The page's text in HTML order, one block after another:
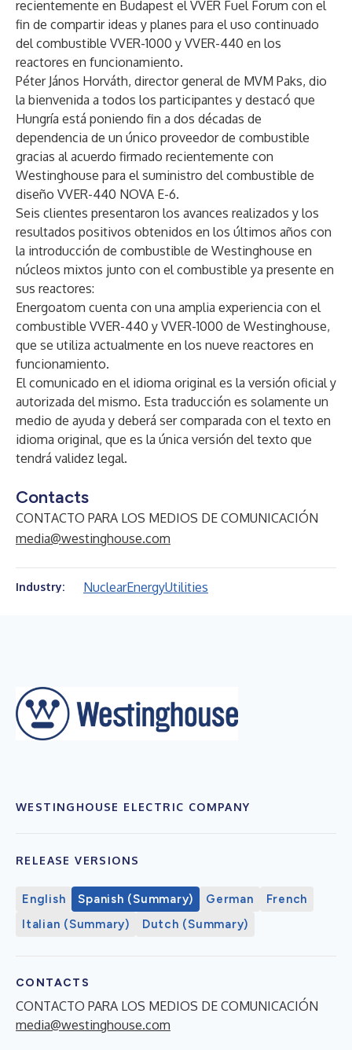
recientemente en Budapest el VVER Fuel Forum con el
fin de compartir ideas y planes para el uso continuado
del combustible VVER-1000 y VVER-440 en los
reactores en funcionamiento.
Péter János Horváth, director general de MVM Paks, dio
la bienvenida a todos los participantes y destacó que
Hungría está poniendo fin a dos décadas de
dependencia de un único proveedor de combustible
gracias alacuerdo firmado recientemente con
Westinghouse para el suministro del combustible de
diseño VVER-440 NOVA E-6.
Seis clientes presentaron los avances realizados y los
resultados positivos obtenidos en los últimos años con
la introducción de combustible de Westinghouse en
núcleos mixtos junto con el combustible ya presente en
sus reactores:
Energoatom cuenta con una amplia experiencia con el
combustible VVER-440 y VVER-1000 de Westinghouse,
que se utiliza actualmente en los nueve reactores en
funcionamiento.
El comunicado en el idioma original es la versión oficial y
autorizada del mismo. Esta traducción es solamente un
medio de ayuda y deberá ser comparada con el texto en
idioma original, que es la única versión del texto que
tendrá validez legal.
Contacts
CONTACTO PARA LOS MEDIOS DE COMUNICACIÓN
media@westinghouse.com
Industry: NuclearEnergyUtilities
WESTINGHOUSE ELECTRIC COMPANY
RELEASE VERSIONS
English Spanish (Summary) German
French
Italian (Summary)
Dutch (Summary)
CONTACTS
CONTACTO PARA LOS MEDIOS DE COMUNICACIÓN
media@westinghouse.com